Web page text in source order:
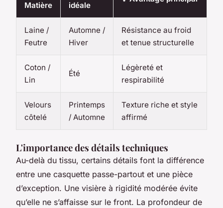
Matière idéale
Laine /
Feutre
Automne /
Hiver
Résistance au froid
et tenue structurelle
Coton /
Lin
Été
Légèreté et
respirabilité
Velours
côtelé
Printemps
/ Automne
Texture riche et style
affirmé
L'importance des détails techniques
Au-delà du tissu, certains détails font la différence
entre une casquette passe-partout et une pièce
d’exception. Une visière à rigidité modérée évite
qu’elle ne s’affaisse sur le front. La profondeur de